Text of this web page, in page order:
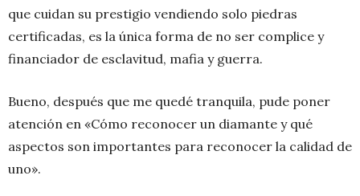
que cuidan su prestigio vendiendo solo piedras
certificadas, es la única forma de no ser complice y
financiador de esclavitud, mafia y guerra.
Bueno, después que me quedé tranquila, pude poner
atención en «Cómo reconocer un diamante y qué
aspectos son importantes para reconocer la calidad de
uno».